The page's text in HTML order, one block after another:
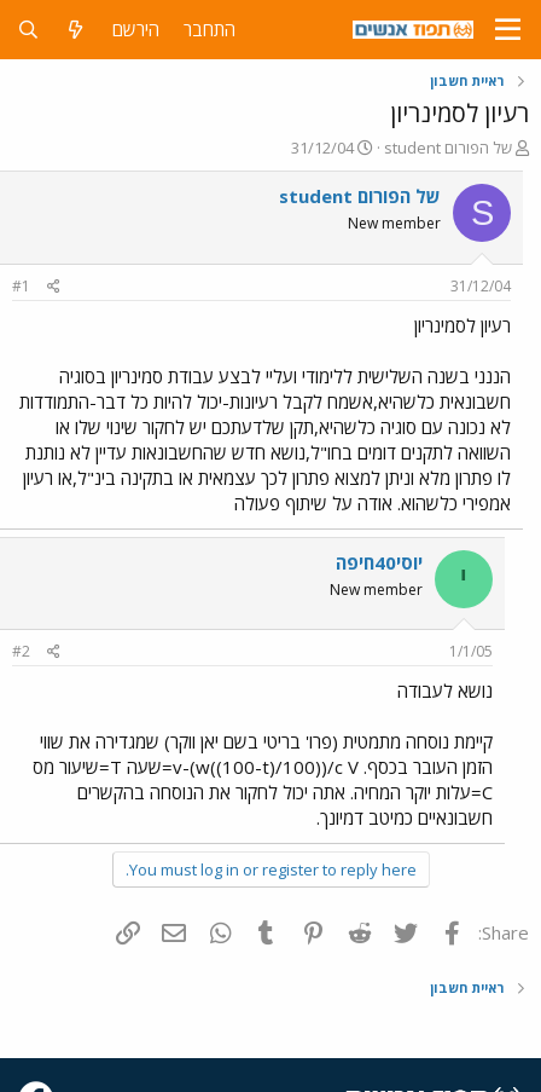
התחבר הירשם
ראיית חשבון
רעיון לסמינריון
פ
ו
ת
ח
ה
ש
א
student של הפורום
פ
ו
ר
ם
31/12/04
S student של הפורום
New member
31/12/04
#1
רעיון לסמינריון
הננני בשנה השלישית ללימודי ועליי לבצע עבודת סמינריון בסוגיה
חשבונאית כלשהיא,אשמח לקבל רעיונות-יכול להיות כל דבר-התמודדות
לא נכונה עם סוגיה כלשהיא,תקן שלדעתכם יש לחקור שינוי שלו או
השוואה לתקנים דומים בחו"ל,נושא חדש שהחשבונאות עדיין לא נותנת
לו פתרון מלא וניתן למצוא פתרון לכך עצמאית או בתקינה בינ"ל,או רעיון
אמפירי כלשהוא. אודה על שיתוף פעולה
י יוסי40חיפה
New member
1/1/05
#2
נושא לעבודה
קיימת נוסחה מתמטית (פרו' בריטי בשם יאן ווקר) שמגדירה את שווי
הזמן העובר בכסף. v-(w((100-t)/100))/c V=שעה T=שיעור מס
C=עלות יוקר המחיה. אתה יכול לחקור את הנוסחה בהקשרים
חשבונאיים כמיטב דמיונך.
You must log in or register to reply here.
Share: פייסבוק Twitter
Reddit
Pinterest
Tumblr
WhatsAppדואר אלקטרוני
ראיית חשבון